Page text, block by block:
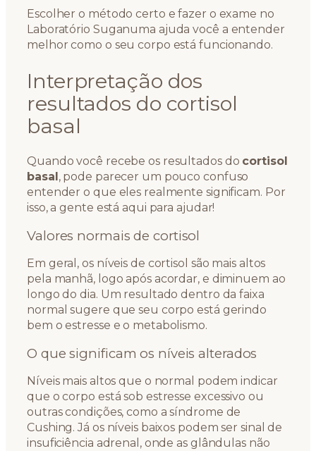
Escolher o método certo e fazer o exame no
Laboratório Suganuma ajuda você a entender
melhor como o seu corpo está funcionando.
Interpretação dos
resultados do cortisol
basal
Quando você recebe os resultados do cortisol
basal , pode parecer um pouco confuso
entender o que eles realmente significam. Por
isso, a gente está aqui para ajudar!
Valores normais de cortisol
Em geral, os níveis de cortisol são mais altos
pela manhã, logo após acordar, e diminuem ao
longo do dia. Um resultado dentro da faixa
normal sugere que seu corpo está gerindo
bem o estresse e o metabolismo.
O que significam os níveis alterados
Níveis mais altos que o normal podem indicar
que o corpo está sob estresse excessivo ou
outras condições, como a síndrome de
Cushing. Já os níveis baixos podem ser sinal de
insuficiência adrenal, onde as glândulas não